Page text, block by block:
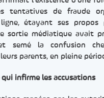
tentatives de fraude
étayant ses propos
sortie médiatique avait
semé la confusion
parents, en pleine
infirme les accusations